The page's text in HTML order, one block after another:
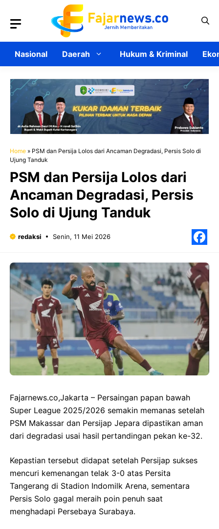
Nasional Daerah Hukum & Kriminal
Home » PSM dan Persija Lolos dari Ancaman Degradasi, Persis Solo di
Ujung Tanduk
PSM dan Persija Lolos dari
Ancaman Degradasi, Persis
Solo di Ujung Tanduk
redaksi Senin, 11 Mei 2026
Fajarnews.co,Jakarta – Persaingan papan bawah
Super League 2025/2026 semakin memanas setelah
PSM Makassar dan Persijap Jepara dipastikan aman
dari degradasi usai hasil pertandingan pekan ke-32.
Kepastian tersebut didapat setelah Persijap sukses
mencuri kemenangan telak 3-0 atas Persita
Tangerang di Stadion Indomilk Arena, sementara
Persis Solo gagal meraih poin penuh saat
menghadapi Persebaya Surabaya.